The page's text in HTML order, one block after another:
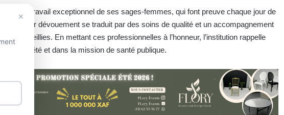
le travail exceptionnel de ses sages-femmes, qui font preuve chaque jour de
Leur dévouement se traduit par des soins de qualité et un accompagnement
accueillies. En mettant ces professionnelles à l’honneur, l’institution rappelle
la société et dans la mission de santé publique.
Gabon : Libreville hôte de l’Atelier
sur la protection des végétaux
×